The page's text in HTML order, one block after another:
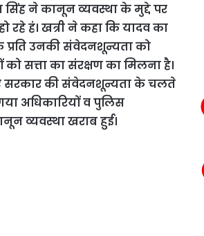
सिंह ने कानून व्यवस्था के मुद्दे पर
रहे हं। खत्री ने कहा कि यादव का
प्रति उनकी संवेदनशून्यता को
सत्ता का संरक्षण का मिलना है।
सरकार की संवेदनशून्यता के चलते
अधिकारियों व पुलिस
व्यवस्था खराब हुई।